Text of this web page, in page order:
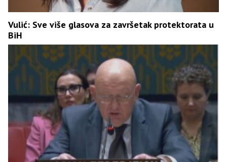
Vulić: Sve više glasova za završetak protektorata u
BiH